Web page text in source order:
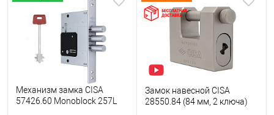
Механизм замка CISA
57426.60 Monoblock 257L
Замок навесной CISA
28550.84 (84 мм, 2 ключа)